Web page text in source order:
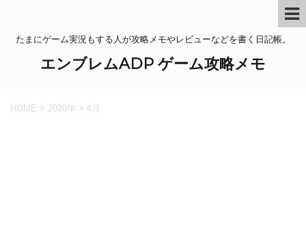
たまにゲーム実況もする人が攻略メモやレビューなどを書く日記帳。
エンブレムADP ゲーム攻略メモ
HOME > 2020年 > 4月